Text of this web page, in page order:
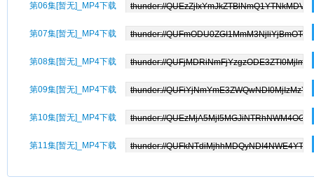
第06集[暂无]_MP4下载
第07集[暂无]_MP4下载
第08集[暂无]_MP4下载
第09集[暂无]_MP4下载
第10集[暂无]_MP4下载
第11集[暂无]_MP4下载